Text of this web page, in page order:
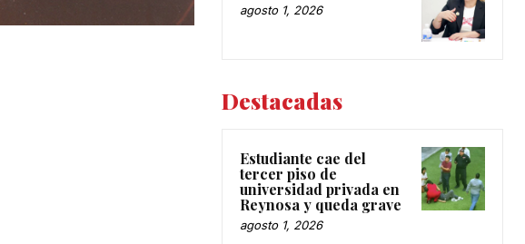
agosto 1, 2026
Destacadas
Estudiante cae del
tercer piso de
universidad privada en
Reynosa y queda grave
agosto 1, 2026